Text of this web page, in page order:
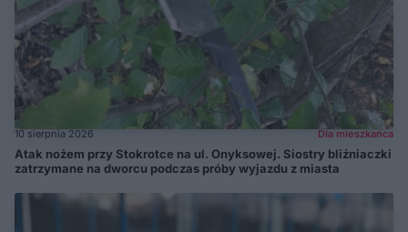
10 sierpnia 2026 Dla mieszkańca
Atak nożem przy Stokrotce na ul. Onyksowej. Siostry bliźniaczki
zatrzymane na dworcu podczas próby wyjazdu z miasta